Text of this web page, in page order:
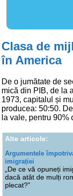
Clasa de
în America
De o jumătate de
mică din PIB, de la
1973, capitalul și
producea: 50:50.
la vale, pentru
Alte articole:
Argumentele
imigrației
„De ce vă opuneți
dacă atât de mulți
plecat?”